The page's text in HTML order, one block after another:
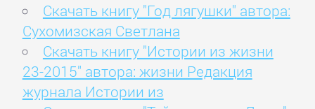
Скачать книгу "Год лягушки" автора:
Сухомизская Светлана
Скачать книгу "Истории из жизни
23-2015" автора: жизни Редакция
журнала Истории из